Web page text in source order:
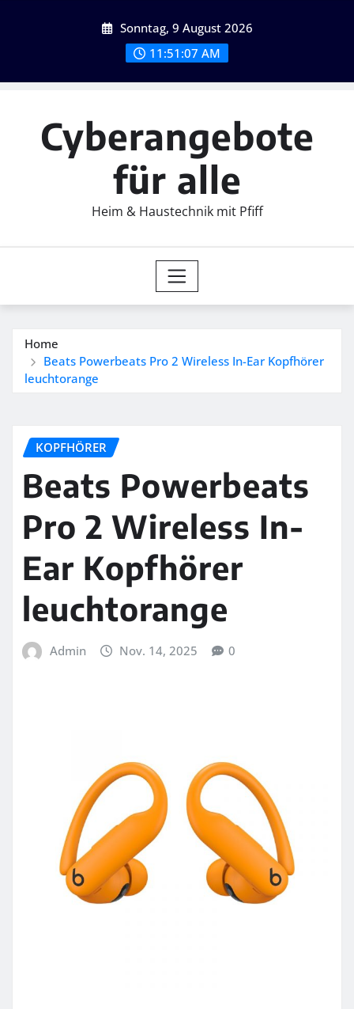
Sonntag, 9 August 2026
11:51:09 AM
Cyberangebote
für alle
Heim & Haustechnik mit Pfiff
Home
Beats Powerbeats Pro 2 Wireless In-Ear Kopfhörer
leuchtorange
KOPFHÖRER
Beats Powerbeats
Pro 2 Wireless In-
Ear Kopfhörer
leuchtorange
Admin Nov. 14, 2025 0